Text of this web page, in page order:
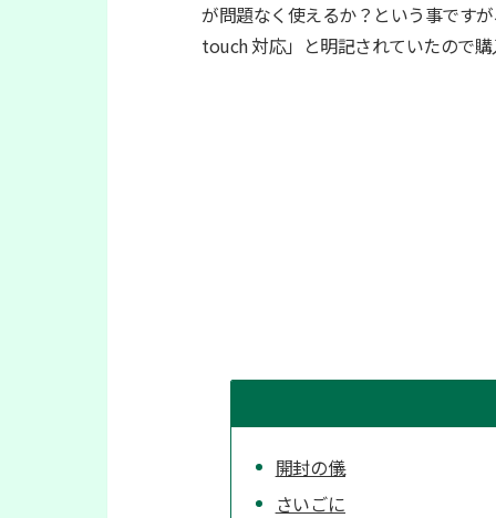
が問題なく使えるか？という事です
touch 対応」と明記されていたので
開封の儀
さいごに